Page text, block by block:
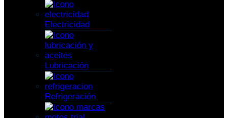
Electricidad
Lubricación
Refrigeración